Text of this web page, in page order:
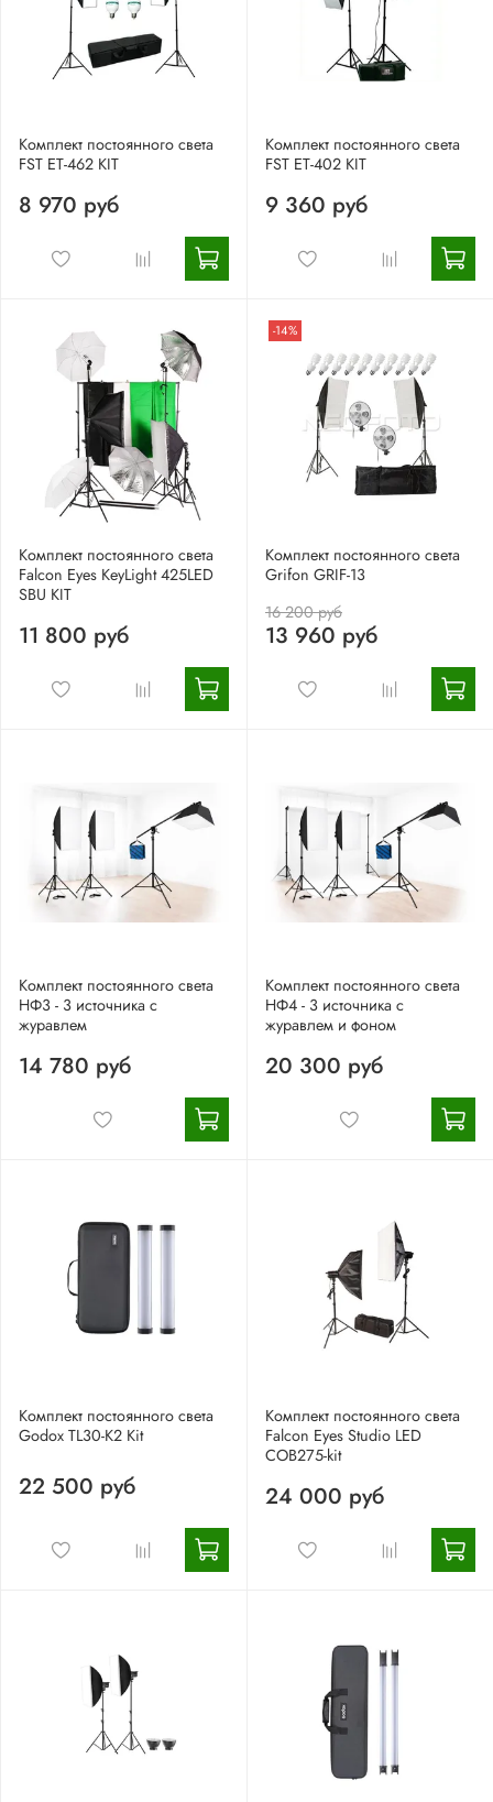
Комплект постоянного света
FST ET-462 KIT
8 970 руб
Комплект постоянного света
FST ET-402 KIT
9 360 руб
Комплект постоянного света
Falcon Eyes KeyLight 425LED
SBU KIT
11 800 руб
-14%
Комплект постоянного света
Grifon GRIF-13
16 200 руб
13 960 руб
Комплект постоянного света
НФ3 - 3 источника с
журавлем
14 780 руб
Комплект постоянного света
НФ4 - 3 источника с
журавлем и фоном
20 300 руб
Комплект постоянного света
Godox TL30-K2 Kit
22 500 руб
Комплект постоянного света
Falcon Eyes Studio LED
COB275-kit
24 000 руб